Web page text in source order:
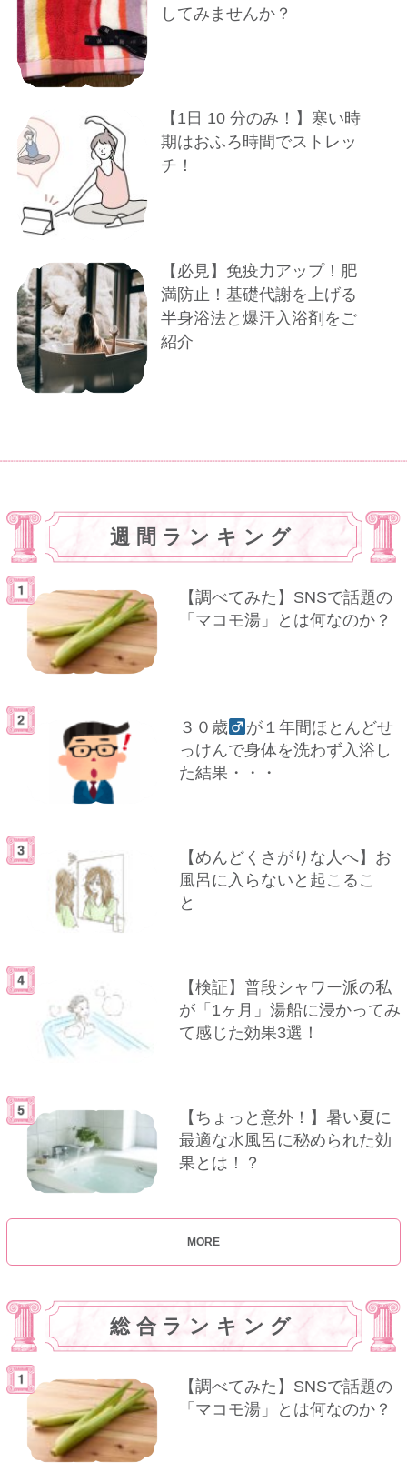
してみませんか？
【1⽇ 10 分のみ！】寒い時
期はおふろ時間でストレッ
チ！
【必見】免疫力アップ！肥
満防止！基礎代謝を上げる
半身浴法と爆汗入浴剤をご
紹介
週間ランキング
【調べてみた】SNSで話題の
「マコモ湯」とは何なのか？
３０歳
が１年間ほとんどせ
っけんで身体を洗わず入浴し
た結果・・・
【めんどくさがりな人へ】お
風呂に入らないと起こるこ
と
【検証】普段シャワー派の私
が「1ヶ月」湯船に浸かってみ
て感じた効果3選！
【ちょっと意外！】暑い夏に
最適な水風呂に秘められた効
果とは！？
MORE
総合ランキング
【調べてみた】SNSで話題の
「マコモ湯」とは何なのか？